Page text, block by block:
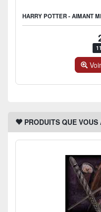
PRODUITS QUE